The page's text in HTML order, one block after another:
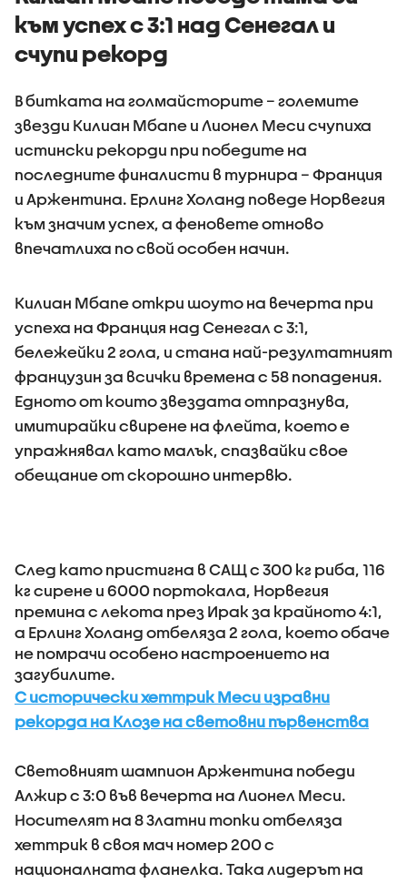
към успех с 3:1 над Сенегал и
счупи рекорд
В битката на голмайсторите – големите
звезди Килиан Мбапе и Лионел Меси счупиха
истински рекорди при победите на
последните финалисти в турнира – Франция
и Аржентина. Ерлинг Холанд поведе Норвегия
към значим успех, а феновете отново
впечатлиха по свой особен начин.
Килиан Мбапе откри шоуто на вечерта при
успеха на Франция над Сенегал с 3:1,
бележейки 2 гола, и стана най-резултатният
французин за всички времена с 58 попадения.
Едното от които звездата отпразнува,
имитирайки свирене на флейта, което е
упражнявал като малък, спазвайки свое
обещание от скорошно интервю.
След като пристигна в САЩ с 300 кг риба, 116
кг сирене и 6000 портокала, Норвегия
премина с лекота през Ирак за крайното 4:1,
а Ерлинг Холанд отбеляза 2 гола, което обаче
не помрачи особено настроението на
загубилите.
С исторически хеттрик Меси изравни
рекорда на Клозе на световни първенства
Световният шампион Аржентина победи
Алжир с 3:0 във вечерта на Лионел Меси.
Носителят на 8 Златни топки отбеляза
хеттрик в своя мач номер 200 с
националната фланелка. Така лидерът на